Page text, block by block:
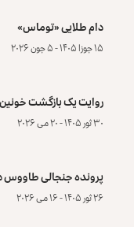
دام طلایی «توماس»
۱۵ جوزا ۱۴۰۵ - ۵ جون ۲۰۲۶
روایت یک بازگشت خونین
۳۰ ثور ۱۴۰۵ - ۲۰ می ۲۰۲۶
پرونده‌ جنجالی طاووس
۲۶ ثور ۱۴۰۵ - ۱۶ می ۲۰۲۶